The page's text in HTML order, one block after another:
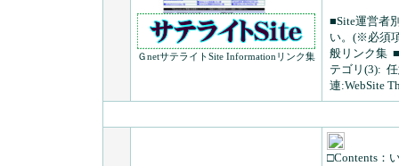
ＧnetサテライトSite Informationリンク集
■Site運営者
い。(※必須
般リンク集
テゴリ(3):
連:WebSite
□Contents：